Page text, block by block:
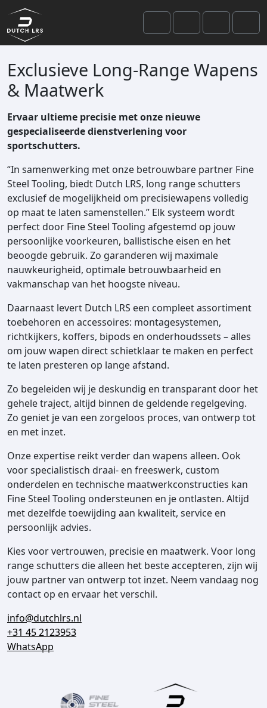
Skip to content
Skip to footer
SearchAccount
Cart
Exclusieve Long-Range Wapens
& Maatwerk
Ervaar ultieme precisie met onze nieuwe
gespecialiseerde dienstverlening voor
sportschutters.
“In samenwerking met onze betrouwbare partner Fine
Steel Tooling, biedt Dutch LRS, long range schutters
exclusief de mogelijkheid om precisiewapens volledig
op maat te laten samenstellen.” Elk systeem wordt
perfect door Fine Steel Tooling afgestemd op jouw
persoonlijke voorkeuren, ballistische eisen en het
beoogde gebruik. Zo garanderen wij maximale
nauwkeurigheid, optimale betrouwbaarheid en
vakmanschap van het hoogste niveau.
Daarnaast levert Dutch LRS een compleet assortiment
toebehoren en accessoires: montagesystemen,
richtkijkers, koffers, bipods en onderhoudssets – alles
om jouw wapen direct schietklaar te maken en perfect
te laten presteren op lange afstand.
Zo begeleiden wij je deskundig en transparant door het
gehele traject, altijd binnen de geldende regelgeving.
Zo geniet je van een zorgeloos proces, van ontwerp tot
en met inzet.
Onze expertise reikt verder dan wapens alleen. Ook
voor specialistisch draai- en freeswerk, custom
onderdelen en technische maatwerkconstructies kan
Fine Steel Tooling ondersteunen en je ontlasten. Altijd
met dezelfde toewijding aan kwaliteit, service en
persoonlijk advies.
Kies voor vertrouwen, precisie en maatwerk. Voor long
range schutters die alleen het beste accepteren, zijn wij
jouw partner van ontwerp tot inzet. Neem vandaag nog
contact op en ervaar het verschil.
info@dutchlrs.nl
+31 45 2123953
WhatsApp